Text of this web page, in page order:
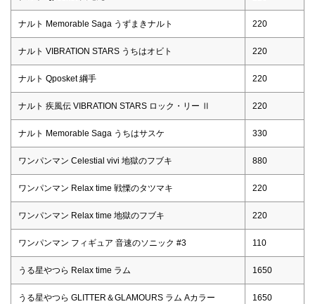
ナルト Memorable Saga うずまきナルト 220
ナルト VIBRATION STARS うちはオビト 220
ナルト Qposket 綱手 220
ナルト 疾風伝 VIBRATION STARS ロック・リー Ⅱ 220
ナルト Memorable Saga うちはサスケ 330
ワンパンマン Celestial vivi 地獄のフブキ 880
ワンパンマン Relax time 戦慄のタツマキ 220
ワンパンマン Relax time 地獄のフブキ 220
ワンパンマン フィギュア 音速のソニック #3 110
うる星やつら Relax time ラム 1650
うる星やつら GLITTER＆GLAMOURS ラム Aカラー 1650